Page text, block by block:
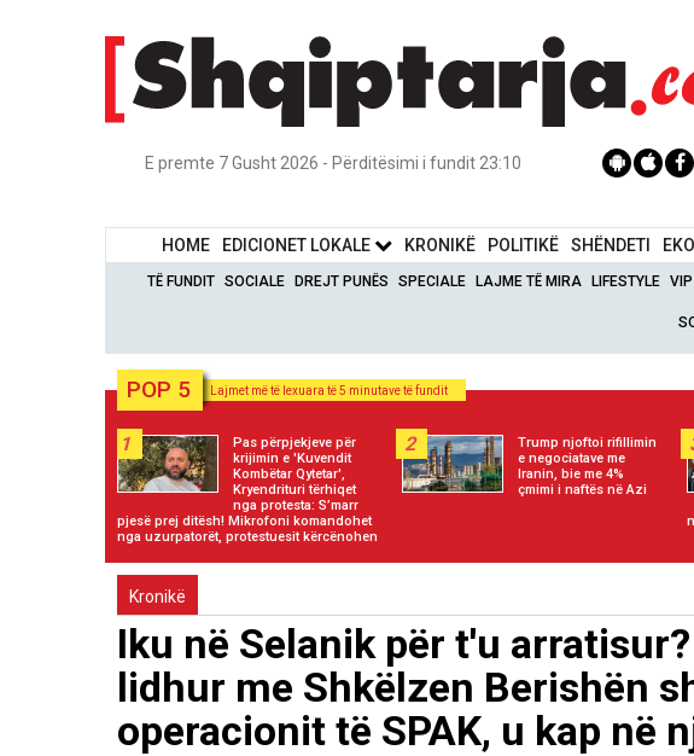
E premte 7 Gusht 2026 - Përditësimi i fundit 23:10
HOME EDICIONET LOKALE KRONIKË POLITIKË SHËNDETI
TË FUNDIT SOCIALE DREJT PUNËS SPECIALE LAJME TË MIRA LIFESTYLE
POP 5 Lajmet më të lexuara të 5 minutave të fundit
1
Pas përpjekjeve për
krijimin e 'Kuvendit
Kombëtar Qytetar',
Kryendrituri tërhiqet
nga protesta: S’marr
pjesë prej ditësh! Mikrofoni komandohet
nga uzurpatorët, protestuesit kërcënohen
2
Trump njoftoi rifillimin
e negociatave me
Iranin, bie me 4%
çmimi i naftës në Azi
Kronikë
Iku në Selanik për t'u
lidhur me Shkëlzen Berishën
operacionit të SPAK, u kap në